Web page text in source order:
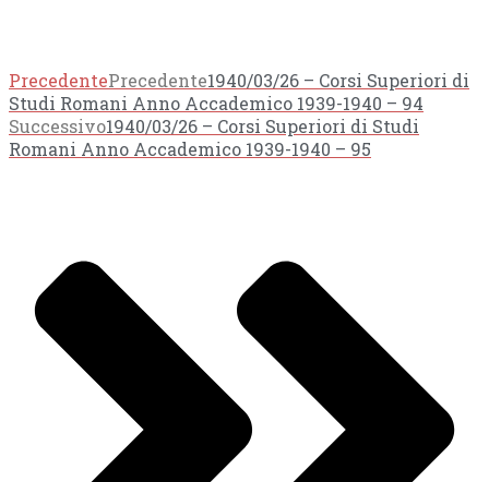
PrecedentePrecedente1940/03/26 – Corsi Superiori di
Studi Romani Anno Accademico 1939-1940 – 94
Successivo1940/03/26 – Corsi Superiori di Studi
Romani Anno Accademico 1939-1940 – 95